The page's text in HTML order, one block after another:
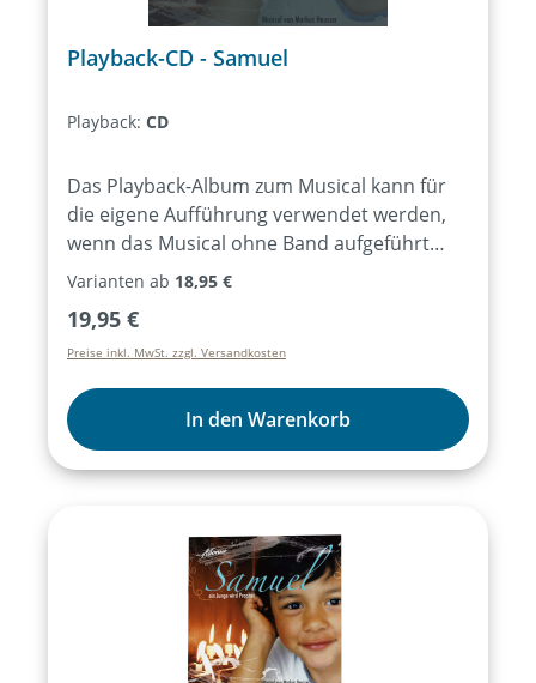
Playback-CD - Samuel
Playback: CD
Das Playback-Album zum Musical kann für
die eigene Aufführung verwendet werden,
wenn das Musical ohne Band aufgeführt
werden soll. Enthalten sind alle
Instrumentalversionen.
Varianten ab 18,95 €
Regulärer Preis:
19,95 €
Preise inkl. MwSt. zzgl. Versandkosten
In den Warenkorb